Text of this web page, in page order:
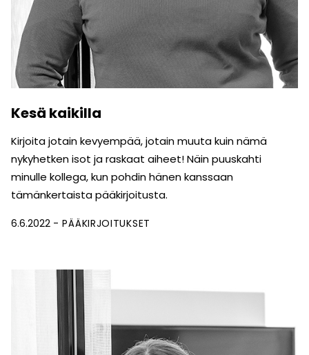
Kesä kaikilla
Kirjoita jotain kevyempää, jotain muuta kuin nämä
nykyhetken isot ja raskaat aiheet! Näin puuskahti
minulle kollega, kun pohdin hänen kanssaan
tämänkertaista pääkirjoitusta.
6.6.2022 PÄÄKIRJOITUKSET